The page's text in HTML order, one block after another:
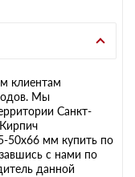
клиентам
Мы
Санкт-
50х66 мм купить по
с нами по
данной